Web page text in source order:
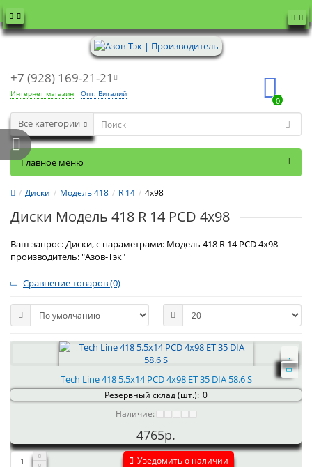
+7 (928) 169-21-21
Интернет магазин Опт: Виталий
0
Все категории
Главное меню
Диски Модель 418 R 14 4x98
Диски Модель 418 R 14 PCD 4x98
Ваш запрос: Диски, с параметрами: Модель 418 R 14 PCD 4x98
производитель: "Азов-Тэк"
Сравнение товаров (0)
Tech Line 418 5.5x14 PCD 4x98 ET 35 DIA 58.6 S
Резервный склад (шт.): 0
Наличие:
4765р.
Уведомить о наличии